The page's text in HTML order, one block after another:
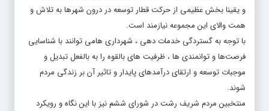
و یقینا بخش عظیمی از حرکت قطار توسعه در درون شهرها به تلاش و
همت والای این مجموعه نیازمند است.
با توجه به گستردگی خدمات دهی ، شهرداری هامی توانند با شناسایی
فرصت‌ها و توانمندی ها ، ظرفیت های بالقوه را به بالفعل تبدیل و
موجبات توسعه و ارتقای درآمدهای پایدار و تاثیر آن بر زندگی مردم
شوند.
منتخبین مردم شریف رشت در شورای ششم نیز با این نگاه و رویکرد